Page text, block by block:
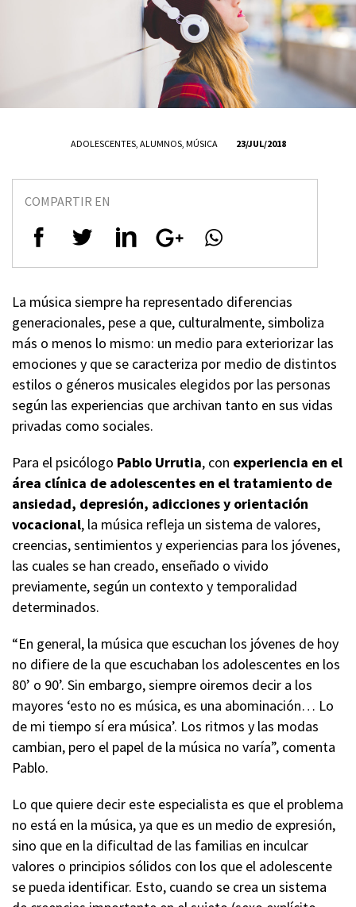
ADOLESCENTES, ALUMNOS, MÚSICA 23/JUL/2018
COMPARTIR EN
La música siempre ha representado diferencias
generacionales, pese a que, culturalmente, simboliza
más o menos lo mismo: un medio para exteriorizar las
emociones y que se caracteriza por medio de distintos
estilos o géneros musicales elegidos por las personas
según las experiencias que archivan tanto en sus vidas
privadas como sociales.
Para el psicólogo Pablo Urrutia, con experiencia en el
área clínica de adolescentes en el tratamiento de
ansiedad, depresión, adicciones y orientación
vocacional, la música refleja un sistema de valores,
creencias, sentimientos y experiencias para los jóvenes,
las cuales se han creado, enseñado o vivido
previamente, según un contexto y temporalidad
determinados.
“En general, la música que escuchan los jóvenes de hoy
no difiere de la que escuchaban los adolescentes en los
80’ o 90’. Sin embargo, siempre oiremos decir a los
mayores ‘esto no es música, es una abominación… Lo
de mi tiempo sí era música’. Los ritmos y las modas
cambian, pero el papel de la música no varía”, comenta
Pablo.
Lo que quiere decir este especialista es que el problema
no está en la música, ya que es un medio de expresión,
sino que en la dificultad de las familias en inculcar
valores o principios sólidos con los que el adolescente
se pueda identificar. Esto, cuando se crea un sistema